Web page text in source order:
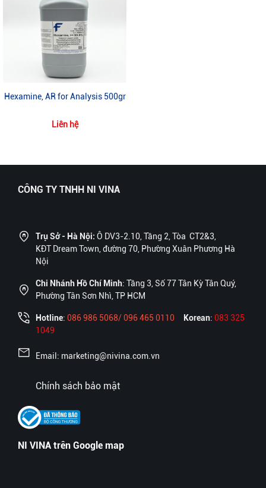
Hexamine, AR for Analysis 500gr
Liên hệ
CÔNG TY TNHH NI VINA
Trụ Sở - Hà Nội: Ô DV3-2.10, Tầng 2, Tòa CT2&3,
KĐT Dream Town, đường 70, Phường Xuân Phương Hà
Nội
Chi Nhánh Hồ Chí Minh: Tầng 3, Số 77 Tân Kỳ Tân Quý,
Phường Tân Sơn Nhì, TP HCM
Hotline: 086 986 5068/ 096 465 0110 Korean: 083 325
1049
Email: marketing@nivina.com.vn
Chính sách bảo mật
NI VINA trên Google map